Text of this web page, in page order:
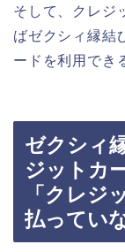
そして、クレジ
ばゼクシィ縁結
ードを利用でき
ゼクシィ
ジットカ
「クレジ
払ってい